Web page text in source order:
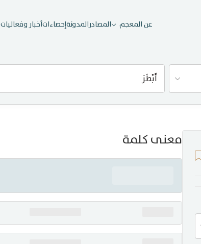
عن المعجم المصادرالمدونةإحصاءاتأخبار وفعاليات
معنى كلمة